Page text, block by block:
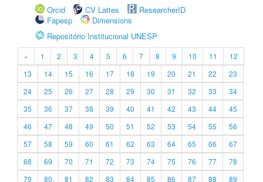
Orcid
CV Lattes
ResearcherID
Fapesp
Dimensions
Repositório Institucional UNESP
« 1 2 3 4 5 6 7 8 9 10 11
12
13
14 15 16 17 18 19 20 21 22
23
24
25 26 27 28 29 30 31 32 33
34
35
36 37 38 39 40 41 42 43 44
45
46
47 48 49 50 51 52 53 54 55
56
57
58 59 60 61 62 63 64 65 66
67
68
69 70 71 72 73 74 75 76 77
78
79
80 81 82 83 84 85 86 87 88
89